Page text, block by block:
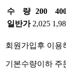
수 량 200
일반가 2,025
회원가입후 이용
기본수량이하 주